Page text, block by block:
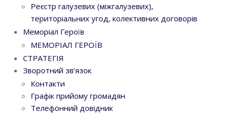
Реєстр галузевих (міжгалузевих),
територіальних угод, колективних договорів
Меморіал Героїв
МЕМОРІАЛ ГЕРОЇВ
СТРАТЕГІЯ
Зворотний зв’язок
Контакти
Графік прийому громадян
Телефонний довідник